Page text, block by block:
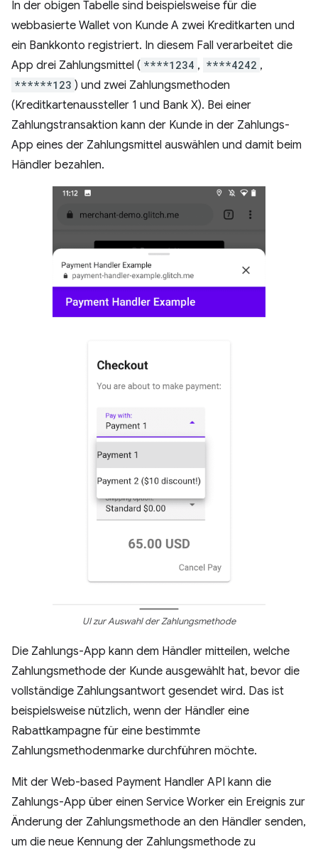
In der obigen Tabelle sind beispielsweise für die
webbasierte Wallet von Kunde A zwei Kreditkarten und
ein Bankkonto registriert. In diesem Fall verarbeitet die
App drei Zahlungsmittel ( ****1234 , ****4242 ,
******123 ) und zwei Zahlungsmethoden
(Kreditkartenaussteller 1 und Bank X). Bei einer
Zahlungstransaktion kann der Kunde in der Zahlungs-
App eines der Zahlungsmittel auswählen und damit beim
Händler bezahlen.
UI zur Auswahl der Zahlungsmethode
Die Zahlungs-App kann dem Händler mitteilen, welche
Zahlungsmethode der Kunde ausgewählt hat, bevor die
vollständige Zahlungsantwort gesendet wird. Das ist
beispielsweise nützlich, wenn der Händler eine
Rabattkampagne für eine bestimmte
Zahlungsmethodenmarke durchführen möchte.
Mit der Web-based Payment Handler API kann die
Zahlungs-App über einen Service Worker ein Ereignis zur
Änderung der Zahlungsmethode an den Händler senden,
um die neue Kennung der Zahlungsmethode zu